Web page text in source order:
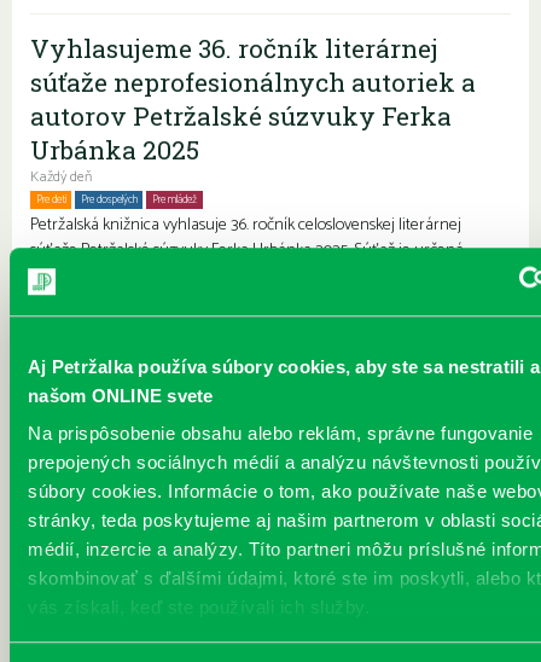
Aj Petržalka používa súbory cookies, aby ste sa nestratili
našom ONLINE svete
Na prispôsobenie obsahu alebo reklám, správne fungovanie
prepojených sociálnych médií a analýzu návštevnosti
súbory cookies. Informácie o tom, ako používate naše
stránky, teda poskytujeme aj našim partnerom v oblasti
médií, inzercie a analýzy. Títo partneri môžu príslušné
skombinovať s ďalšími údajmi, ktoré ste im poskytli, alebo
vás získali, keď ste používali ich služby.
Vyhlasujeme 36. ročník literárnej
súťaže neprofesionálnych autoriek a
autorov Petržalské súzvuky Ferka
Urbánka 2025
Každý deň
Pre deti Pre dospelých Pre mládež
Petržalská knižnica vyhlasuje 36. ročník celoslovenskej literárnej
súťaže Petržalské súzvuky Ferka Urbánka 2025. Súťaž je určená
začínajúcim, neprofesionálnym autorom všetkých vekových
kategórií. Pošlite nám vaše básne, poviedky, ukážky z noviel,
románov, rozprávok. Vyhlasujeme aj CENU RIADITEĽKY petržalskej
knižnice za literárne dielo o Petržalke. Uzávierka súťaže bude 30.
júna 2025. Prihláška určená na tlač a Štatút súťaže. Literárne práce
prosím posielajte na adresu: nemetho...
nemethova@kniznicapetrzalka.sk
Výstava "Pippi má 80!"
Každý deň | Dni Petržalky
Pre deti Rodiny s deťmi
Švédske veľvyslanectvo vo Viedni a petržalská knižnica pozýva na
veselú výstavu a súťaž o Pippi Dlhej Pančuche. Oslávme spolu 80.
narodeniny najsilnejšieho dievčaťa na svete! Počas štyroch týždňov
sa môžete dozvedieť viac o histórii Pippi a jej odvahe, slobode a